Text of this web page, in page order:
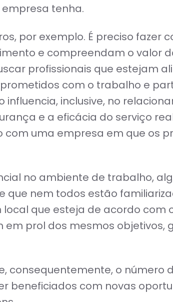
tenha.
por exemplo. É preciso fazer
e compreendam o valor
profissionais que estejam
com o trabalho e
inclusive, no
e a eficácia do serviço
uma empresa em que os
no ambiente de trabalho,
nem todos estão
que esteja de acordo com
prol dos mesmos objetivos,
consequentemente, o número
beneficiados com novas